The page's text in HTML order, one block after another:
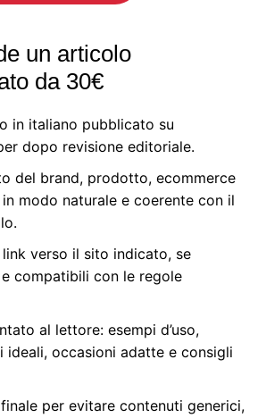
un articolo
da 30€
in italiano pubblicato su
dopo revisione editoriale.
del brand, prodotto, ecommerce
modo naturale e coerente con il
verso il sito indicato, se
compatibili con le regole
al lettore: esempi d’uso,
ideali, occasioni adatte e consigli
per evitare contenuti generici,